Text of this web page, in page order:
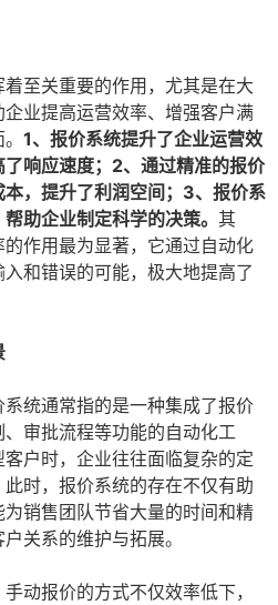
至关重要的作用，尤其是在大
业提高运营效率、增强客户满
1、报价系统提升了企业运营效
响应速度；2、通过精准的报价
，提升了利润空间；3、报价系
助企业制定科学的决策。 其
作用最为显著，它通过自动化
和错误的可能，极大地提高了
统通常指的是一种集成了报价
审批流程等功能的自动化工
户时，企业往往面临复杂的定
时，报价系统的存在不仅有助
销售团队节省大量的时间和精
关系的维护与拓展。
动报价的方式不仅效率低下，